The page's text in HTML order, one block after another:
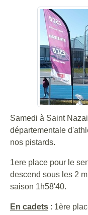
Samedi à Saint
départementale
nos pistards.
1ere place pour le
descend sous les 2
saison 1h58'40.
En cadets : 1ère